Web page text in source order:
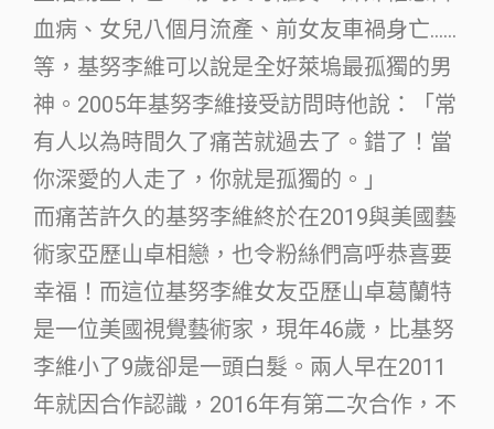
血病、女兒八個月流產、前女友車禍身亡……
等，基努李維可以說是全好萊塢最孤獨的男
神。2005年基努李維接受訪問時他說：「常
有人以為時間久了痛苦就過去了。錯了！當
你深愛的人走了，你就是孤獨的。」
而痛苦許久的基努李維終於在2019與美國藝
術家亞歷山卓相戀，也令粉絲們高呼恭喜要
幸福！而這位基努李維女友亞歷山卓葛蘭特
是一位美國視覺藝術家，現年46歲，比基努
李維小了9歲卻是一頭白髮。兩人早在2011
年就因合作認識，2016年有第二次合作，不